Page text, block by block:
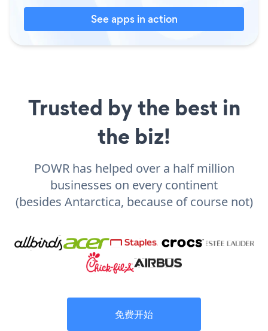
See apps in action
Trusted by the best in
the biz!
POWR has helped over a half million
businesses on every continent
(besides Antarctica, because of course not)
免费开始